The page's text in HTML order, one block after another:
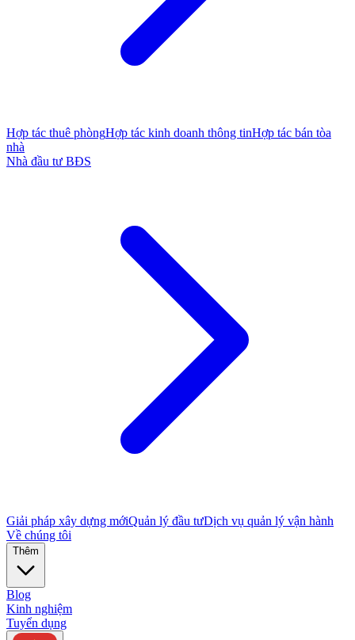
Hợp tác thuê phòngHợp tác kinh doanh thông tinHợp tác bán tòa
nhà
Nhà đầu tư BĐS
Giải pháp xây dựng mớiQuản lý đầu tưDịch vụ quản lý vận hành
Về chúng tôi
Thêm
Blog
Kinh nghiệm
Tuyển dụng